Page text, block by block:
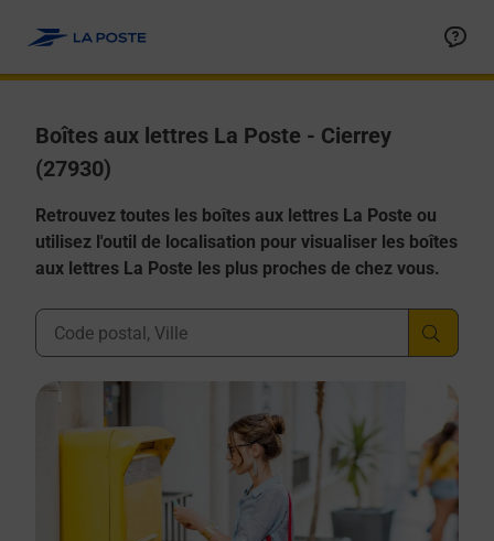
Boîtes aux lettres La Poste - Cierrey
(27930)
Retrouvez toutes les boîtes aux lettres La Poste ou
utilisez l'outil de localisation pour visualiser les boîtes
aux lettres La Poste les plus proches de chez vous.
Ville, Département, Code Postal